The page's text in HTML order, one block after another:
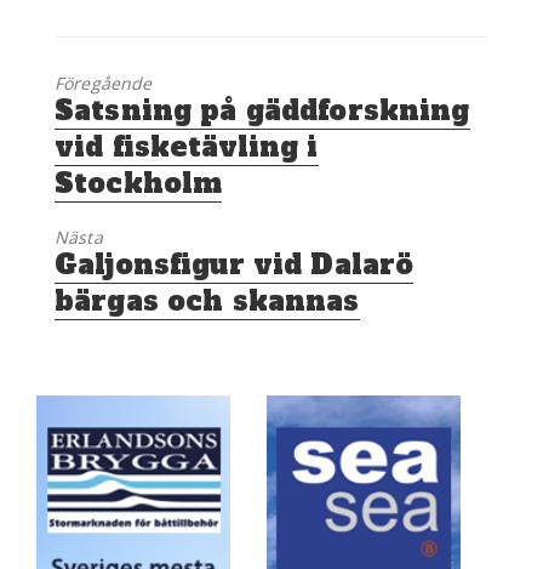
Föregående
Föregående
inlägg:
Satsning på gäddforskning
vid fisketävling i
Stockholm
Nästa
Nästa
inlägg:
Galjonsfigur vid Dalarö
bärgas och skannas